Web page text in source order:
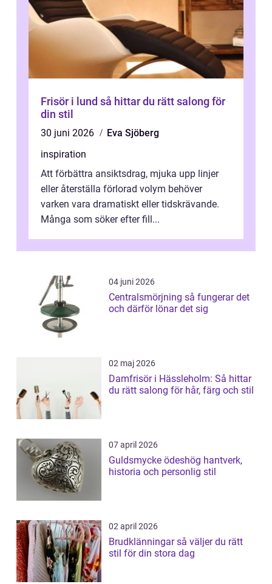
Frisör i lund så hittar du rätt salong för
din stil
30 juni 2026
Eva Sjöberg
inspiration
Att förbättra ansiktsdrag, mjuka upp linjer
eller återställa förlorad volym behöver
varken vara dramatiskt eller tidskrävande.
Många som söker efter fill...
04 juni 2026
Centralsmörjning så fungerar det
och därför lönar det sig
02 maj 2026
Damfrisör i Hässleholm: Så hittar
du rätt salong för hår, färg och stil
07 april 2026
Guldsmycke ödeshög hantverk,
historia och personlig stil
02 april 2026
Brudklänningar så väljer du rätt
stil för din stora dag